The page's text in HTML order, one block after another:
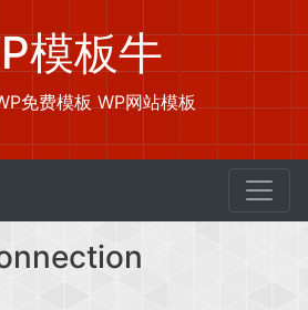
模板牛
免费模板 WP网站模板